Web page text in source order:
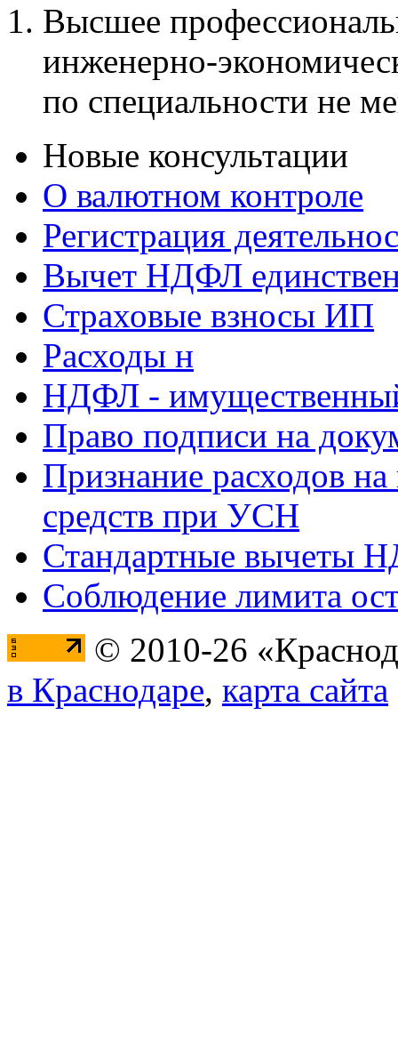
Высшее
инженерно-
по специальности не
Новые консультации
О валютном контроле
Регистрация
Вычет НДФЛ
Страховые взносы ИП
Расходы н
НДФЛ -
Право подписи на
Признание расходов
средств при УСН
Стандартные вычеты
Соблюдение лимита
© 2010-26
в Краснодаре, карта сайта